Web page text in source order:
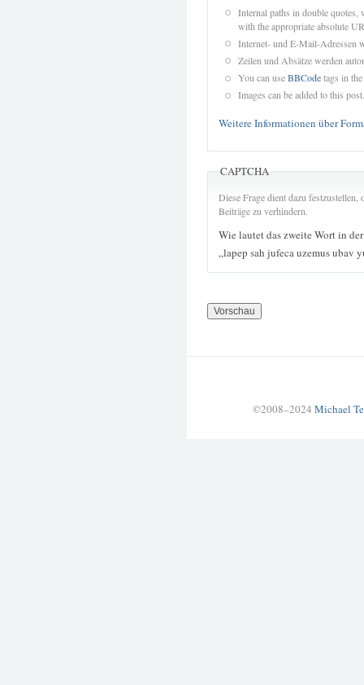
Internal paths in double quotes,
with the appropriate absolute
Internet- und E-Mail-Adressen
Zeilen und Absätze werden
You can useBBCodetags in
Images can be added to this post.
Weitere Informationen über
CAPTCHA
Diese Frage dient dazu
Beiträge zu verhindern.
Wie lautet das zweite Wort in
„lapep sah jufeca uzemus ubav
©2008–2024 Michael